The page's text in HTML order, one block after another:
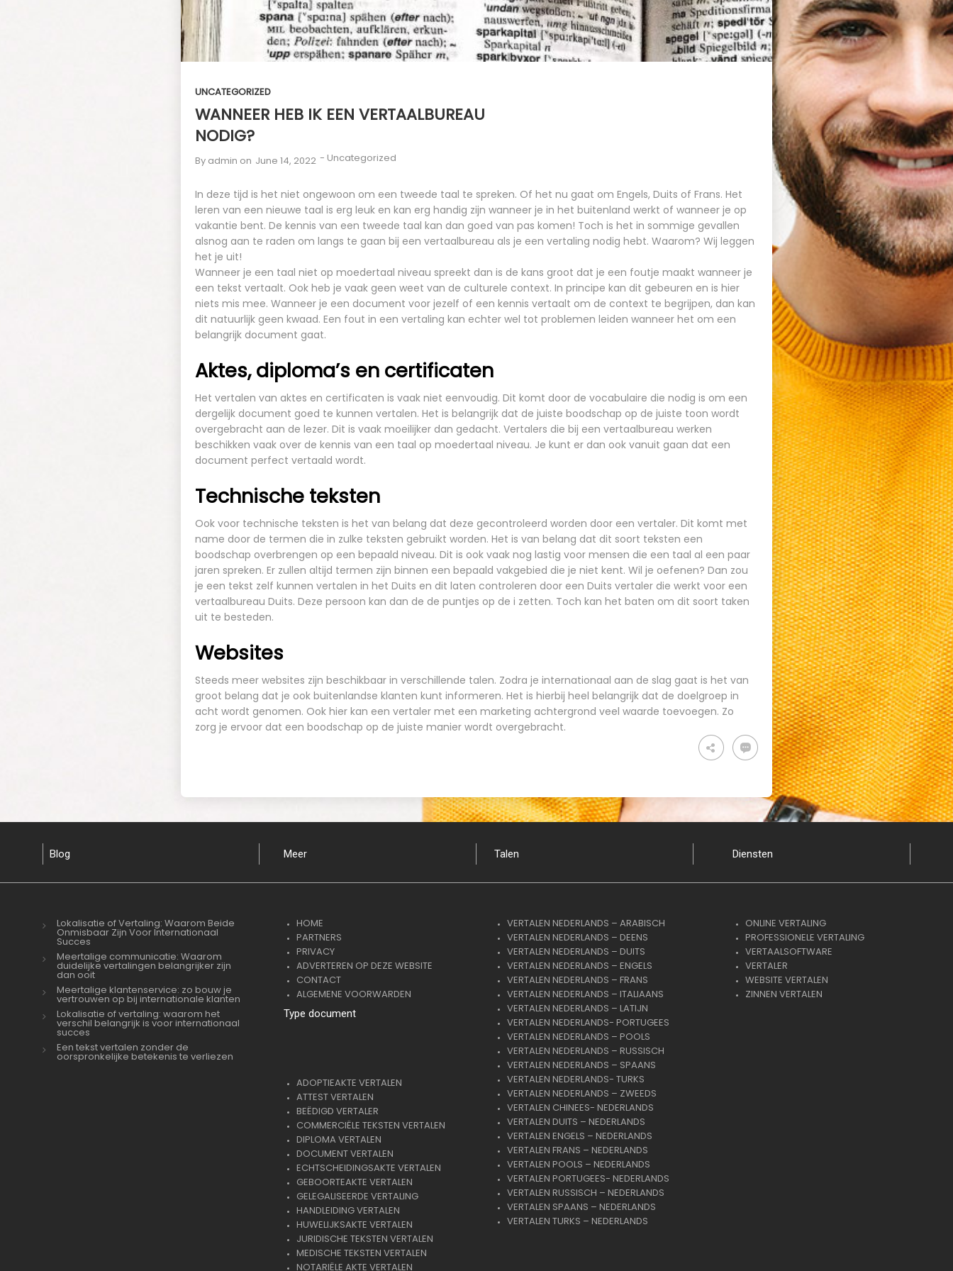
UNCATEGORIZED
WANNEER HEB IK EEN VERTAALBUREAU
NODIG?
By admin on June 14, 2022 - Uncategorized
In deze tijd is het niet ongewoon om een tweede taal te spreken. Of het nu gaat om Engels, Duits of Frans. Het
leren van een nieuwe taal is erg leuk en kan erg handig zijn wanneer je in het buitenland werkt of wanneer je op
vakantie bent. De kennis van een tweede taal kan dan goed van pas komen! Toch is het in sommige gevallen
alsnog aan te raden om langs te gaan bij een vertaalbureau als je een vertaling nodig hebt. Waarom? Wij leggen
het je uit!
Wanneer je een taal niet op moedertaal niveau spreekt dan is de kans groot dat je een foutje maakt wanneer je
een tekst vertaalt. Ook heb je vaak geen weet van de culturele context. In principe kan dit gebeuren en is hier
niets mis mee. Wanneer je een document voor jezelf of een kennis vertaalt om de context te begrijpen, dan kan
dit natuurlijk geen kwaad. Een fout in een vertaling kan echter wel tot problemen leiden wanneer het om een
belangrijk document gaat.
Aktes, diploma’s en certificaten
Het vertalen van aktes en certificaten is vaak niet eenvoudig. Dit komt door de vocabulaire die nodig is om een
dergelijk document goed te kunnen vertalen. Het is belangrijk dat de juiste boodschap op de juiste toon wordt
overgebracht aan de lezer. Dit is vaak moeilijker dan gedacht. Vertalers die bij een vertaalbureau werken
beschikken vaak over de kennis van een taal op moedertaal niveau. Je kunt er dan ook vanuit gaan dat een
document perfect vertaald wordt.
Technische teksten
Ook voor technische teksten is het van belang dat deze gecontroleerd worden door een vertaler. Dit komt met
name door de termen die in zulke teksten gebruikt worden. Het is van belang dat dit soort teksten een
boodschap overbrengen op een bepaald niveau. Dit is ook vaak nog lastig voor mensen die een taal al een paar
jaren spreken. Er zullen altijd termen zijn binnen een bepaald vakgebied die je niet kent. Wil je oefenen? Dan zou
je een tekst zelf kunnen vertalen in het Duits en dit laten controleren door eenDuits vertaler die werkt voor een
vertaalbureau Duits. Deze persoon kan dan de de puntjes op de i zetten. Toch kan het baten om dit soort taken
uit te besteden.
Websites
Steeds meer websites zijn beschikbaar in verschillende talen. Zodra je internationaal aan de slag gaat is het van
groot belang dat je ook buitenlandse klanten kunt informeren. Het is hierbij heel belangrijk dat de doelgroep in
acht wordt genomen. Ook hier kan een vertaler met een marketing achtergrond veel waarde toevoegen. Zo
zorg je ervoor dat een boodschap op de juiste manier wordt overgebracht.
Blog
Lokalisatie of Vertaling: Waarom Beide
Onmisbaar Zijn Voor Internationaal
Succes
Meertalige communicatie: Waarom
duidelijke vertalingen belangrijker zijn
dan ooit
Meertalige klantenservice: zo bouw je
vertrouwen op bij internationale klanten
Lokalisatie of vertaling: waarom het
verschil belangrijk is voor internationaal
succes
Een tekst vertalen zonder de
oorspronkelijke betekenis te verliezen
Meer
HOME
PARTNERS
PRIVACY
ADVERTEREN OP DEZE WEBSITE
CONTACT
ALGEMENE VOORWARDEN
Type document
ADOPTIEAKTE VERTALEN
ATTEST VERTALEN
BEËDIGD VERTALER
COMMERCIËLE TEKSTEN VERTALEN
DIPLOMA VERTALEN
DOCUMENT VERTALEN
ECHTSCHEIDINGSAKTE VERTALEN
GEBOORTEAKTE VERTALEN
GELEGALISEERDE VERTALING
HANDLEIDING VERTALEN
HUWELIJKSAKTE VERTALEN
JURIDISCHE TEKSTEN VERTALEN
MEDISCHE TEKSTEN VERTALEN
NOTARIËLE AKTE VERTALEN
Talen
VERTALEN NEDERLANDS – ARABISCH
VERTALEN NEDERLANDS – DEENS
VERTALEN NEDERLANDS – DUITS
VERTALEN NEDERLANDS – ENGELS
VERTALEN NEDERLANDS – FRANS
VERTALEN NEDERLANDS – ITALIAANS
VERTALEN NEDERLANDS – LATIJN
VERTALEN NEDERLANDS- PORTUGEES
VERTALEN NEDERLANDS – POOLS
VERTALEN NEDERLANDS – RUSSISCH
VERTALEN NEDERLANDS – SPAANS
VERTALEN NEDERLANDS- TURKS
VERTALEN NEDERLANDS – ZWEEDS
VERTALEN CHINEES- NEDERLANDS
VERTALEN DUITS – NEDERLANDS
VERTALEN ENGELS – NEDERLANDS
VERTALEN FRANS – NEDERLANDS
VERTALEN POOLS – NEDERLANDS
VERTALEN PORTUGEES- NEDERLANDS
VERTALEN RUSSISCH – NEDERLANDS
VERTALEN SPAANS – NEDERLANDS
VERTALEN TURKS – NEDERLANDS
Diensten
ONLINE VERTALING
PROFESSIONELE VERTALING
VERTAALSOFTWARE
VERTALER
WEBSITE VERTALEN
ZINNEN VERTALEN